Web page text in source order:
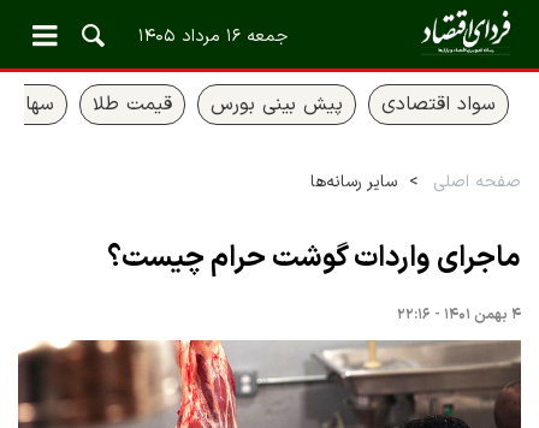
جمعه ۱۶ مرداد ۱۴۰۵
سواد اقتصادی پیش بینی بورس قیمت طلا سهام
صفحه اصلی سایر رسانه‌ها
ماجرای واردات گوشت حرام چیست؟
۴ بهمن ۱۴۰۱ - ۲۲:۱۶